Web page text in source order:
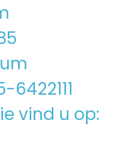
6422111
vind u op: